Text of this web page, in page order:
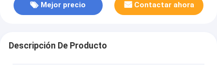
Mejor precio Contactar ahora
Descripción De Producto